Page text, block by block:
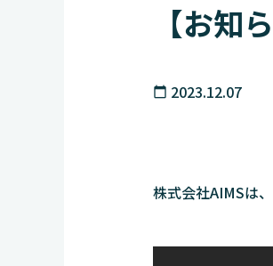
【お知
calendar_today 2023.12.07
株式会社AIMSは